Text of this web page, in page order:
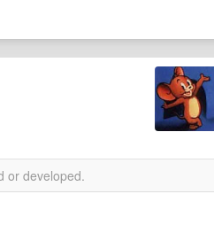
or developed.